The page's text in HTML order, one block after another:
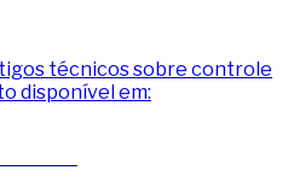
técnicos sobre controle
disponível em: